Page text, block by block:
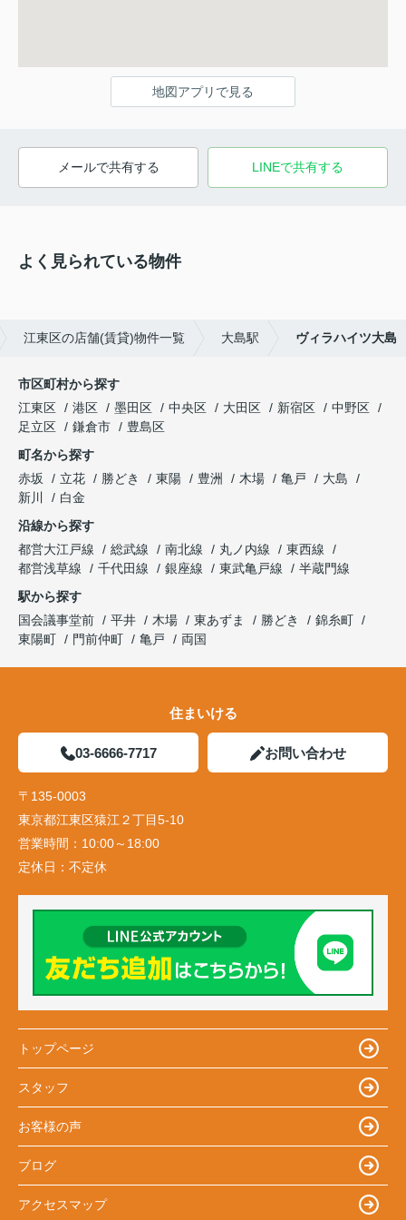
地図アプリで見る
メールで共有する LINEで共有する
よく見られている物件
江東区の店舗(賃貸)物件一覧 大島駅 ヴィラハイツ大島
市区町村から探す
江東区
港区 墨田区 中央区 大田区 新宿区
中野区
足立区
鎌倉市
豊島区
町名から探す
赤坂
立花 勝どき 東陽 豊洲 木場 亀戸
大島
新川
白金
沿線から探す
都営大江戸線
総武線 南北線 丸ノ内線
東西線
都営浅草線
千代田線 銀座線 東武亀戸線
半蔵門線
駅から探す
国会議事堂前
平井 木場 東あずま 勝どき
錦糸町
東陽町
門前仲町 亀戸 両国
住まいける
03-6666-7717 お問い合わせ
〒135-0003
東京都江東区猿江２丁目5-10
営業時間： 10:00～18:00
定休日： 不定休
トップページ
スタッフ
お客様の声
ブログ
アクセスマップ